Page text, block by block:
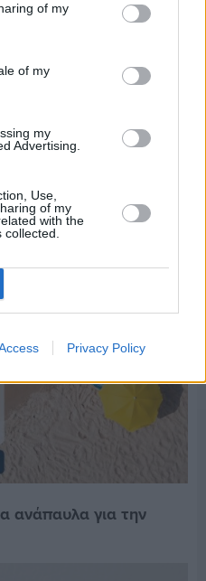
of my
of my
my
Advertising.
Use,
of my
with the
Privacy Policy
ανάπαυλα για την